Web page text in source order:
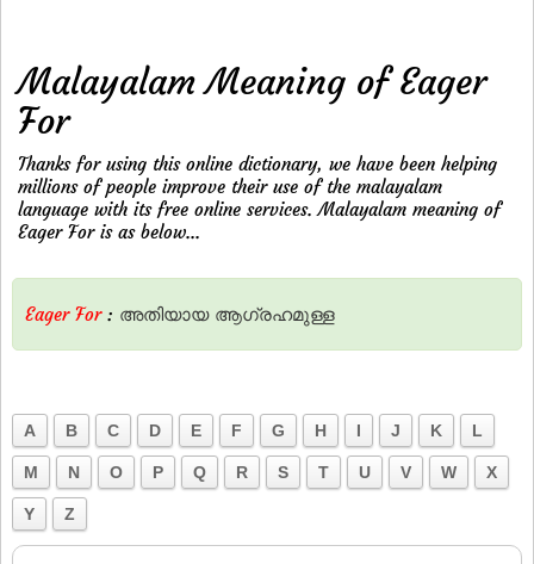
Malayalam Meaning of Eager
For
Thanks for using this online dictionary, we have been helping
millions of people improve their use of the malayalam
language with its free online services. Malayalam meaning of
Eager For is as below...
Eager For: അതിയായ ആഗ്രഹമുള്ള
A B C D E F G H I J K L
M N O P Q R S T U V W X
Y Z